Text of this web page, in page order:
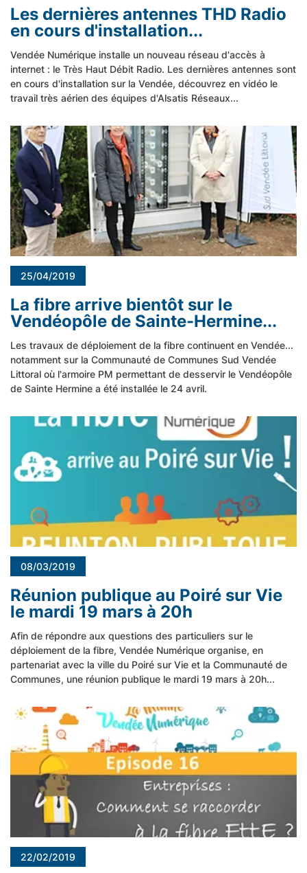
Les dernières antennes THD Radio
en cours d'installation...
Vendée Numérique installe un nouveau réseau d'accès à
internet : le Très Haut Débit Radio. Les dernières antennes sont
en cours d'installation sur la Vendée, découvrez en vidéo le
travail très aérien des équipes d'Alsatis Réseaux...
25/04/2019
La fibre arrive bientôt sur le
Vendéopôle de Sainte-Hermine...
Les travaux de déploiement de la fibre continuent en Vendée...
notamment sur la Communauté de Communes Sud Vendée
Littoral où l'armoire PM permettant de desservir le Vendéopôle
de Sainte Hermine a été installée le 24 avril.
08/03/2019
Réunion publique au Poiré sur Vie
le mardi 19 mars à 20h
Afin de répondre aux questions des particuliers sur le
déploiement de la fibre, Vendée Numérique organise, en
partenariat avec la ville du Poiré sur Vie et la Communauté de
Communes, une réunion publique le mardi 19 mars à 20h...
22/02/2019